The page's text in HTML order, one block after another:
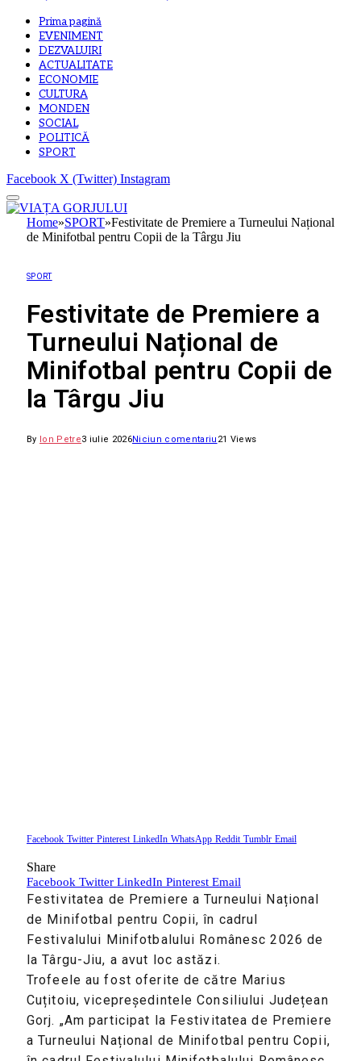
Prima pagină
EVENIMENT
DEZVALUIRI
ACTUALITATE
ECONOMIE
CULTURA
MONDEN
SOCIAL
POLITICĂ
SPORT
Facebook X (Twitter) Instagram
Home»SPORT»Festivitate de Premiere a Turneului Național
de Minifotbal pentru Copii de la Târgu Jiu
SPORT
Festivitate de Premiere a
Turneului Național de
Minifotbal pentru Copii de
la Târgu Jiu
By Ion Petre3 iulie 2026Niciun comentariu 21 Views
Facebook Twitter Pinterest LinkedIn WhatsApp Reddit Tumblr Email
Share
Facebook Twitter LinkedIn Pinterest Email
Festivitatea de Premiere a Turneului Național
de Minifotbal pentru Copii, în cadrul
Festivalului Minifotbalului Românesc 2026 de
la Târgu-Jiu, a avut loc astăzi.
Trofeele au fost oferite de către Marius
Cuțitoiu, vicepreședintele Consiliului Județean
Gorj. „Am participat la Festivitatea de Premiere
a Turneului Național de Minifotbal pentru Copii,